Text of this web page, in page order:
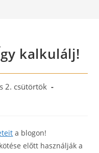
kalkulálj!
2. csütörtök
a blogon!
előtt használják a